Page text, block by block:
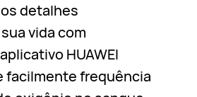
detalhes
vida com
HUAWEI
facilmente frequência